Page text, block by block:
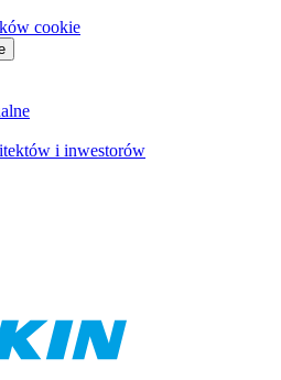
cookie
i inwestorów